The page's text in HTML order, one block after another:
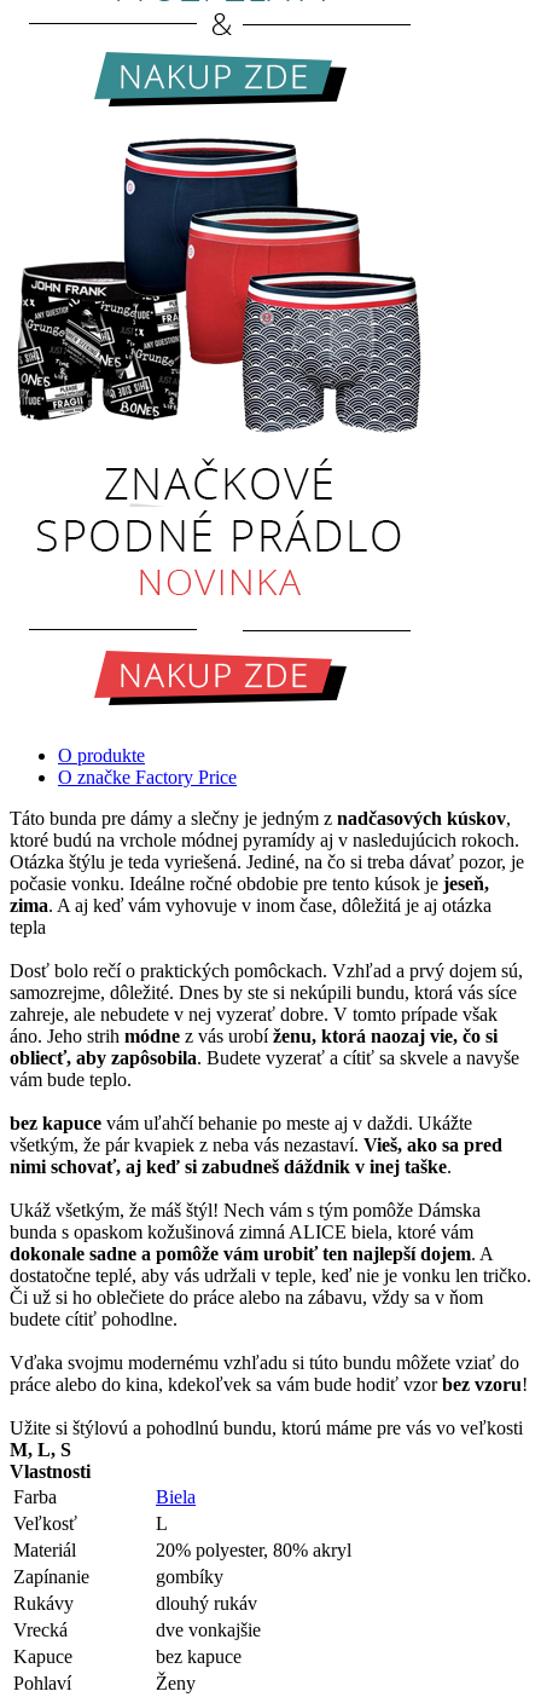
O produkte
O značke Factory Price
Táto bunda pre dámy a slečny je jedným z nadčasových kúskov,
ktoré budú na vrchole módnej pyramídy aj v nasledujúcich rokoch.
Otázka štýlu je teda vyriešená. Jediné, na čo si treba dávať pozor, je
počasie vonku. Ideálne ročné obdobie pre tento kúsok je jeseň,
zima. A aj keď vám vyhovuje v inom čase, dôležitá je aj otázka
tepla
Dosť bolo rečí o praktických pomôckach. Vzhľad a prvý dojem sú,
samozrejme, dôležité. Dnes by ste si nekúpili bundu, ktorá vás síce
zahreje, ale nebudete v nej vyzerať dobre. V tomto prípade však
áno. Jeho strih módne z vás urobíženu, ktorá naozaj vie, čo si
obliecť, aby zapôsobila. Budete vyzerať a cítiť sa skvele a navyše
vám bude teplo.
bez kapuce vám uľahčí behanie po meste aj v daždi. Ukážte
všetkým, že pár kvapiek z neba vás nezastaví. Vieš, ako sa pred
nimi schovať, aj keď si zabudneš dáždnik v inej taške.
Ukáž všetkým, že máš štýl! Nech vám s tým pomôže Dámska
bunda s opaskom kožušinová zimná ALICE biela, ktoré vám
dokonale sadne a pomôže vám urobiť ten najlepší dojem. A
dostatočne teplé, aby vás udržali v teple, keď nie je vonku len tričko.
Či už si ho oblečiete do práce alebo na zábavu, vždy sa v ňom
budete cítiť pohodlne.
Vďaka svojmu modernému vzhľadu si túto bundu môžete vziať do
práce alebo do kina, kdekoľvek sa vám bude hodiť vzorbez vzoru!
Užite si štýlovú a pohodlnú bundu, ktorú máme pre vás vo veľkosti
M, L, S
Vlastnosti
Farba
Biela
Veľkosť
L
Materiál
20% polyester, 80% akryl
Zapínanie
gombíky
Rukávy
dlouhý rukáv
Vrecká
dve vonkajšie
Kapuce
bez kapuce
Pohlaví
Ženy